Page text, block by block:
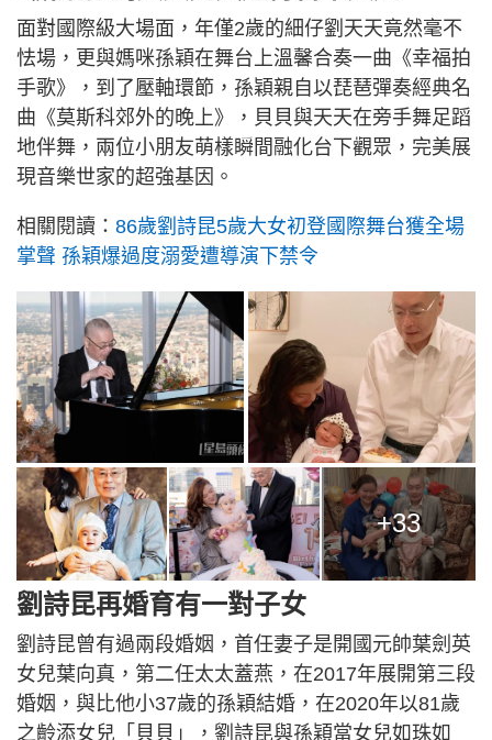
面對國際級大場面，年僅2歲的細仔劉天天竟然毫不
怯場，更與媽咪孫穎在舞台上溫馨合奏一曲《幸福拍
手歌》，到了壓軸環節，孫穎親自以琵琶彈奏經典名
曲《莫斯科郊外的晚上》，貝貝與天天在旁手舞足蹈
地伴舞，兩位小朋友萌樣瞬間融化台下觀眾，完美展
現音樂世家的超強基因。
相關閱讀： 86歲劉詩昆5歲大女初登國際舞台獲全場
掌聲 孫穎爆過度溺愛遭導演下禁令
+33
劉詩昆再婚育有一對子女
劉詩昆曾有過兩段婚姻，首任妻子是開國元帥葉劍英
女兒葉向真，第二任太太蓋燕，在2017年展開第三段
婚姻，與比他小37歲的孫穎結婚，在2020年以81歲
之齡添女兒「貝貝」，劉詩昆與孫穎當女兒如珠如